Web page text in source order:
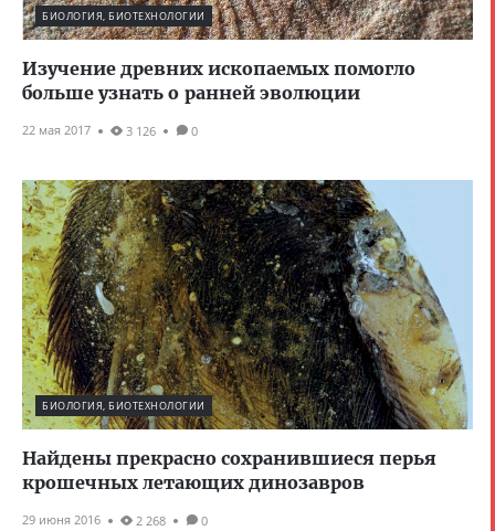
БИОЛОГИЯ, БИОТЕХНОЛОГИИ
Изучение древних ископаемых помогло
больше узнать о ранней эволюции
22 мая 2017 3 126 0
БИОЛОГИЯ, БИОТЕХНОЛОГИИ
Найдены прекрасно сохранившиеся перья
крошечных летающих динозавров
29 июня 2016 2 268 0